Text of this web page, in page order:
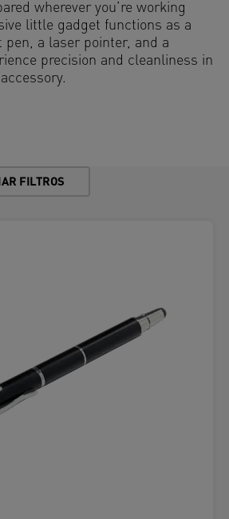
wherever you’re working
little gadget functions as a
a laser pointer, and a
precision and cleanliness in
FILTROS